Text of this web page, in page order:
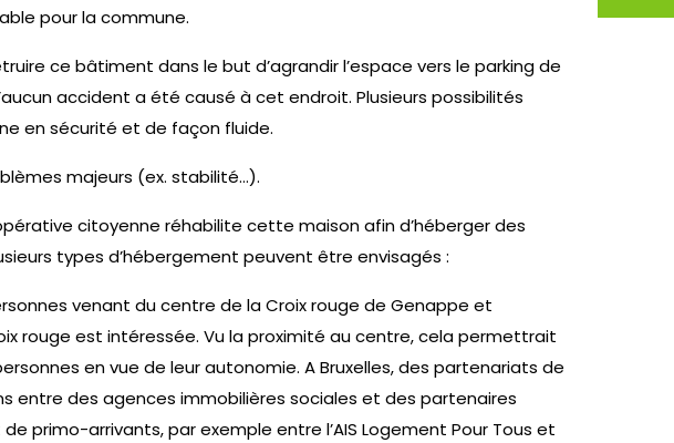
pour la commune.
ce bâtiment dans le but d’agrandir l’espace vers le parking de
accident a été causé à cet endroit. Plusieurs possibilités
en sécurité et de façon fluide.
majeurs (ex. stabilité…).
citoyenne réhabilite cette maison afin d’héberger des
types d’hébergement peuvent être envisagés :
venant du centre de la Croix rouge de Genappe et
rouge est intéressée. Vu la proximité au centre, cela permettrait
en vue de leur autonomie. A Bruxelles, des partenariats de
entre des agences immobilières sociales et des partenaires
primo-arrivants, par exemple entre l’AIS Logement Pour Tous et